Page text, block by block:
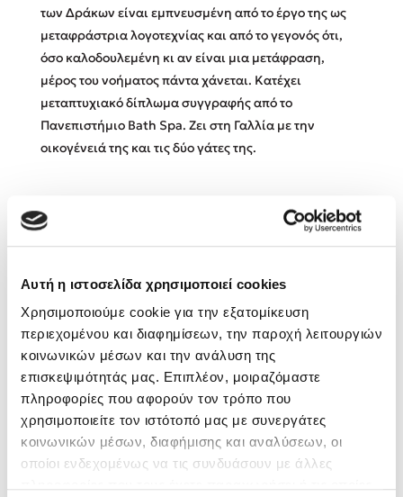
Αυτή η ιστοσελίδα χρησιμοποιεί cookies
Χρησιμοποιούμε cookie για την εξατομίκευση
περιεχομένου και διαφημίσεων, την παροχή λειτουργιών
κοινωνικών μέσων και την ανάλυση της
επισκεψιμότητάς μας. Επιπλέον, μοιραζόμαστε
πληροφορίες που αφορούν τον τρόπο που
χρησιμοποιείτε τον ιστότοπό μας με συνεργάτες
κοινωνικών μέσων, διαφήμισης και αναλύσεων, οι
οποίοι ενδεχομένως να τις συνδυάσουν με άλλες
Το λεξικό της ζωής σου
Κώστας Κρομμύδας
Ιωάννης Γλωσσόπουλος
Ένας γίγαντας στο σχολείο
Δανάη Δεληγεώργη
των Δράκων είναι εμπνευσμένη από το έργο της ως
μεταφράστρια λογοτεχνίας και από το γεγονός ότι,
όσο καλοδουλεμένη κι αν είναι μια μετάφραση,
μέρος του νοήματος πάντα χάνεται. Κατέχει
μεταπτυχιακό δίπλωμα συγγραφής από το
Πανεπιστήμιο Bath Spa. Ζει στη Γαλλία με την
οικογένειά της και τις δύο γάτες της.
Βιβλία της Συγγραφέως